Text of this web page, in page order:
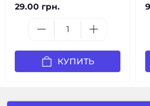
29.00 грн.
КУПИТЬ